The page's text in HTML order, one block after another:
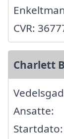
CVR:
Charlett
Ansatte: